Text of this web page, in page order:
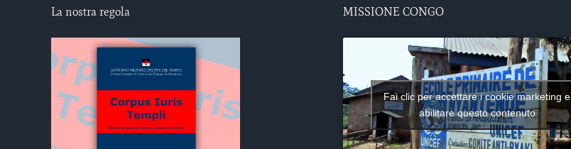
La nostra regola MISSIONE CONGO
Fai clic per accettare i cookie marketing e
abilitare questo contenuto